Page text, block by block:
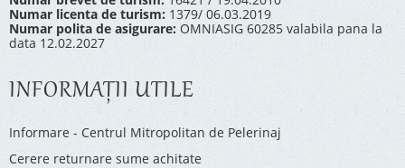
Numar licenta de turism: 1379/ 06.03.2019
Numar polita de asigurare: OMNIASIG 60285 valabila pana la
data 12.02.2027
INFORMAŢII UTILE
Informare - Centrul Mitropolitan de Pelerinaj
Cerere returnare sume achitate